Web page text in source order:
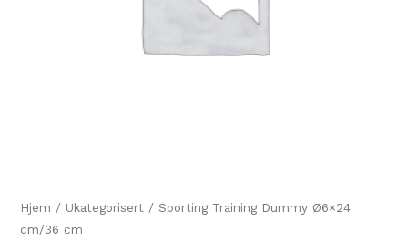
Hjem / Ukategorisert / Sporting Training Dummy Ø6×24
cm/36 cm